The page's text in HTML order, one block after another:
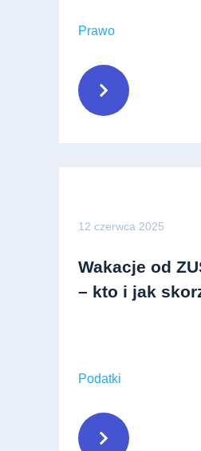
Prawo
12 czerwca 2025
Wakacje od
– kto i jak
Podatki